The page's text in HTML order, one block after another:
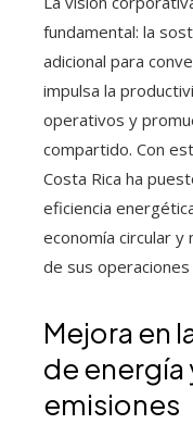
fundamental: la
adicional para
impulsa la
operativos y
compartido. Con
Costa Rica ha
eficiencia
economía circular
de sus
Mejora en
de energía
emisiones